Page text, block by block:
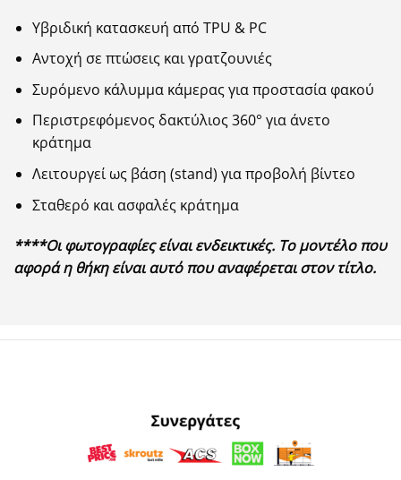
Υβριδική κατασκευή από TPU & PC
Αντοχή σε πτώσεις και γρατζουνιές
Συρόμενο κάλυμμα κάμερας για προστασία φακού
Περιστρεφόμενος δακτύλιος 360° για άνετο
κράτημα
Λειτουργεί ως βάση (stand) για προβολή βίντεο
Σταθερό και ασφαλές κράτημα
****Οι φωτογραφίες είναι ενδεικτικές. Το μοντέλο που
αφορά η θήκη είναι αυτό που αναφέρεται στον τίτλο.